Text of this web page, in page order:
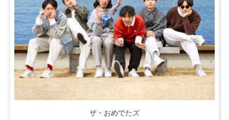
ザ・おめでたズ